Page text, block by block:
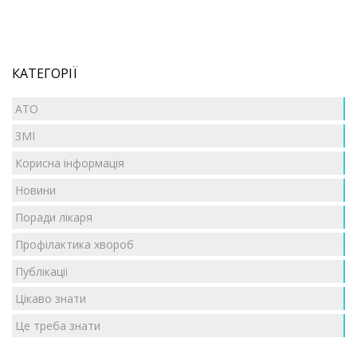
КАТЕГОРІЇ
АТО
ЗМІ
Корисна інформація
Новини
Поради лікаря
Профілактика хвороб
Публікації
Цікаво знати
Це треба знати